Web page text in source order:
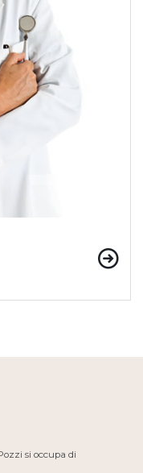
si occupa di